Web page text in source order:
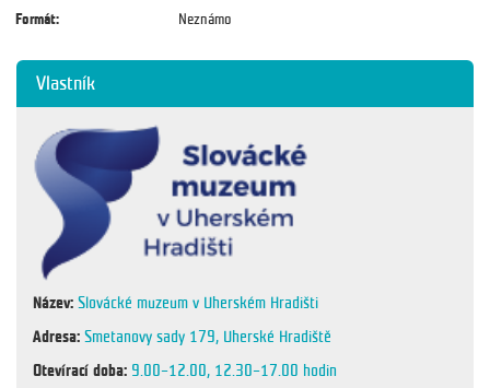
Formát:
Neznámo
Vlastník
Název: Slovácké muzeum v Uherském Hradišti
Adresa: Smetanovy sady 179, Uherské Hradiště
Otevírací doba: 9.00–12.00, 12.30–17.00 hodin